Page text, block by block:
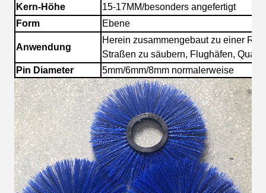
Kern-Höhe 15-17MM/besonders angefertigt
Form
Ebene
Anwendung
Herein zusammengebaut zu einer
Straßen zu säubern, Flughäfen,
Pin Diameter
5mm/6mm/8mm normalerweise